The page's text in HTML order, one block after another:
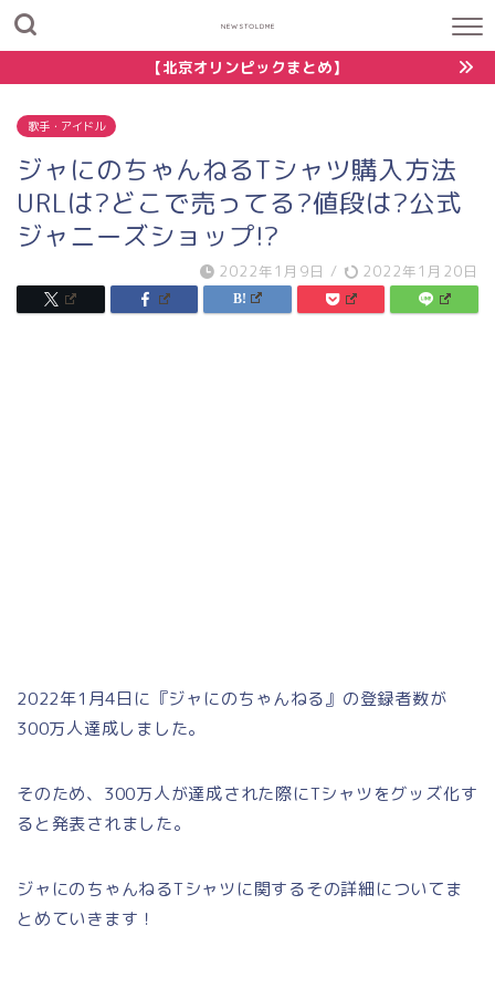
NEWSTOLDME
【北京オリンピックまとめ】
歌手・アイドル
ジャにのちゃんねるTシャツ購入方法
URLは?どこで売ってる?値段は?公式
ジャニーズショップ!?
2022年1月9日 / 2022年1月20日
2022年1月4日に『ジャにのちゃんねる』の登録者数が
300万人達成しました。
そのため、300万人が達成された際にTシャツをグッズ化す
ると発表されました。
ジャにのちゃんねるTシャツに関するその詳細についてま
とめていきます！